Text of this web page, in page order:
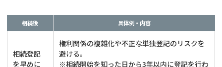
相続後 具体例・内容
相続登記
を早めに
権利関係の複雑化や不正な単独登記のリスクを
避ける。
※相続開始を知った日から3年以内に登記を行わ